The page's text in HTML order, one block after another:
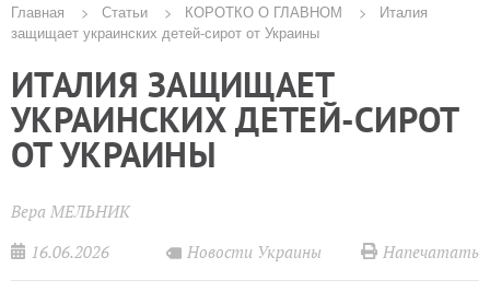
Строка
навигации
Главная Статьи КОРОТКО О ГЛАВНОМ
Италия
защищает украинских детей-сирот от Украины
ИТАЛИЯ ЗАЩИЩАЕТ
УКРАИНСКИХ ДЕТЕЙ-СИРОТ
ОТ УКРАИНЫ
Вера МЕЛЬНИК
16.06.2026
Новости Украины Напечатать